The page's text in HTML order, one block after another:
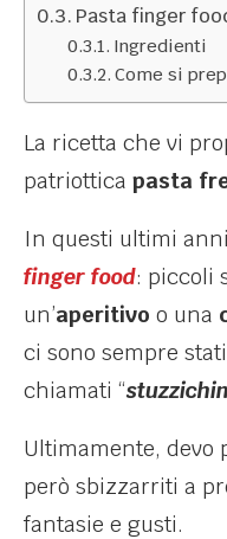
Pasta finger
Ingredienti
Come si
La ricetta che vi
patriottica pasta
In questi ultimi
finger food: piccoli
un’aperitivo o una
ci sono sempre
chiamati “
Ultimamente, devo
però sbizzarriti a
fantasie e gusti.